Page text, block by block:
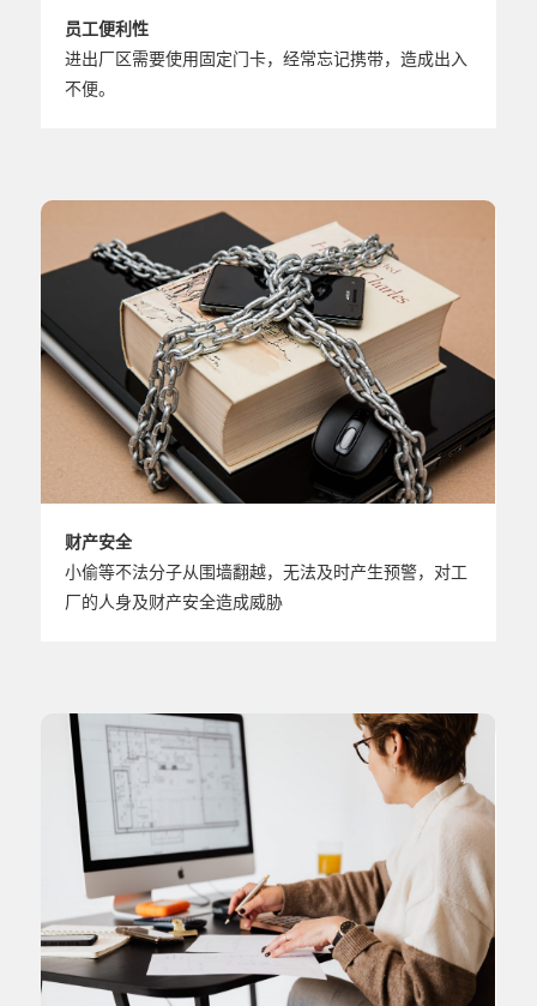
员工便利性
进出厂区需要使用固定门卡，经常忘记携带，造成出入
不便。
财产安全
小偷等不法分子从围墙翻越，无法及时产生预警，对工
厂的人身及财产安全造成威胁